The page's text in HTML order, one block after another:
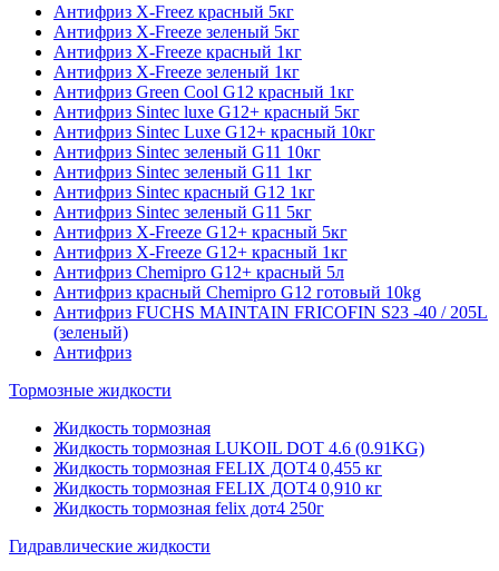
Антифриз X-Freez красный 5кг
Антифриз X-Freeze зеленый 5кг
Антифриз X-Freeze красный 1кг
Антифриз X-Freeze зеленый 1кг
Антифриз Green Cool G12 красный 1кг
Антифриз Sintec luxe G12+ красный 5кг
Антифриз Sintec Luxe G12+ красный 10кг
Антифриз Sintec зеленый G11 10кг
Антифриз Sintec зеленый G11 1кг
Антифриз Sintec красный G12 1кг
Антифриз Sintec зеленый G11 5кг
Антифриз X-Freeze G12+ красный 5кг
Антифриз X-Freeze G12+ красный 1кг
Антифриз Chemipro G12+ красный 5л
Антифриз красный Chemipro G12 готовый 10kg
Антифриз FUCHS MAINTAIN FRICOFIN S23 -40 / 205L
(зеленый)
Антифриз
Тормозные жидкости
Жидкость тормозная
Жидкость тормозная LUKOIL DOT 4.6 (0.91KG)
Жидкость тормозная FELIX ДОТ4 0,455 кг
Жидкость тормозная FELIX ДОТ4 0,910 кг
Жидкость тормозная felix дот4 250г
Гидравлические жидкости